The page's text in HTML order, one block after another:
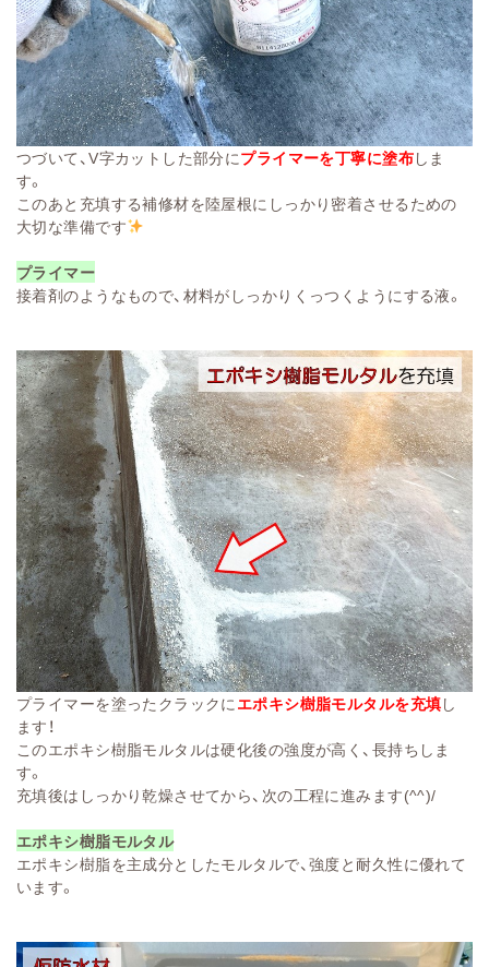
つづいて、V字カットした部分にプライマーを丁寧に塗布しま
す。
このあと充填する補修材を陸屋根にしっかり密着させるための
大切な準備です
プライマー
接着剤のようなもので、材料がしっかりくっつくようにする液。
プライマーを塗ったクラックにエポキシ樹脂モルタルを充填し
ます！
このエポキシ樹脂モルタルは硬化後の強度が高く、長持ちしま
す。
充填後はしっかり乾燥させてから、次の工程に進みます(^^)/
エポキシ樹脂モルタル
エポキシ樹脂を主成分としたモルタルで、強度と耐久性に優れて
います。